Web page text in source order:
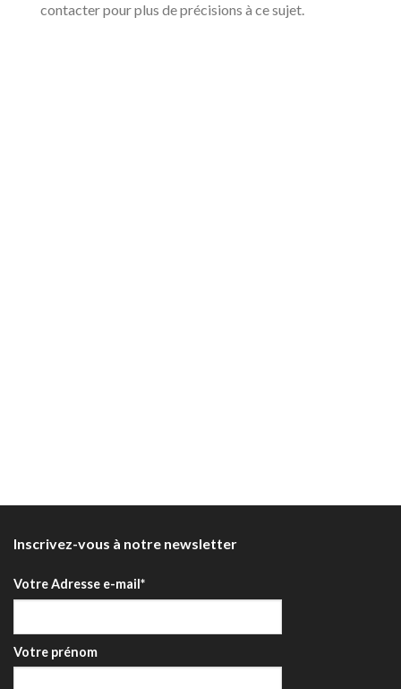
contacter pour plus de précisions à ce sujet.
Inscrivez-vous à notre newsletter
Votre Adresse e-mail*
Votre prénom